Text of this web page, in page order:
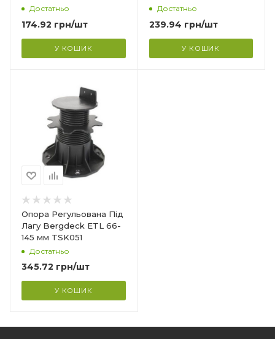
Достатньо
174.92 грн/шт
У КОШИК
Для фальшпідлоги та
терас
Достатньо
239.94 грн/шт
У КОШИК
Опора Регульована Під
Лагу Bergdeck ETL 66-
145 мм TSK051
Достатньо
345.72 грн/шт
У КОШИК